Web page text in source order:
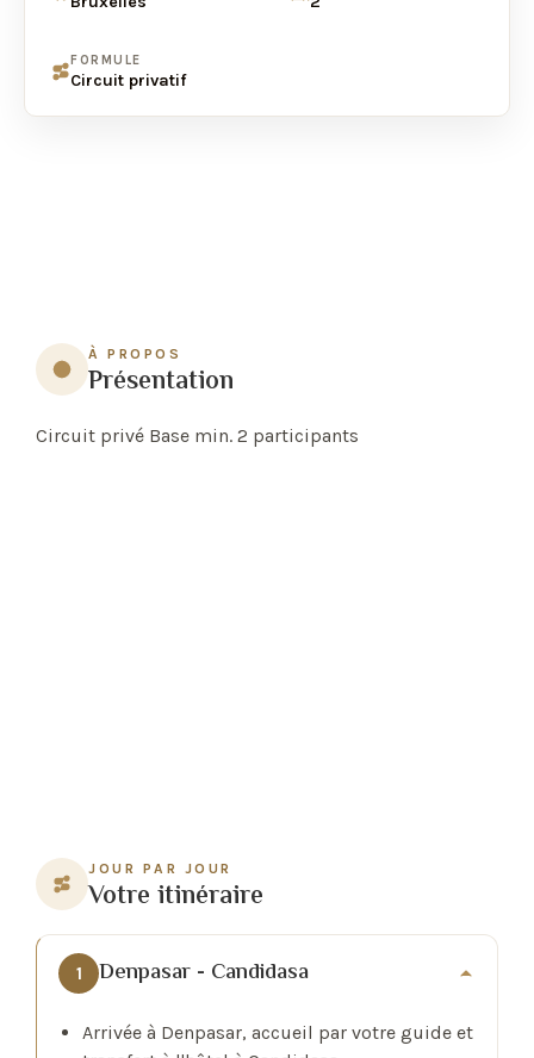
FORMULE
Circuit privatif
À PROPOS
Présentation
Circuit privé Base min. 2 participants
JOUR PAR JOUR
Votre itinéraire
1 Denpasar - Candidasa
Arrivée à Denpasar, accueil par votre guide et